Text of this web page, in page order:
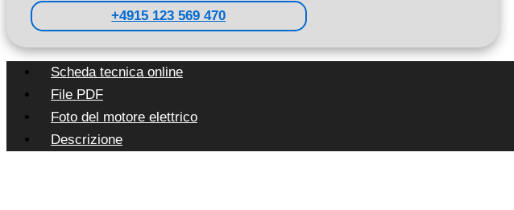
+4915 123 569 470
Scheda tecnica online
File PDF
Foto del motore elettrico
Descrizione